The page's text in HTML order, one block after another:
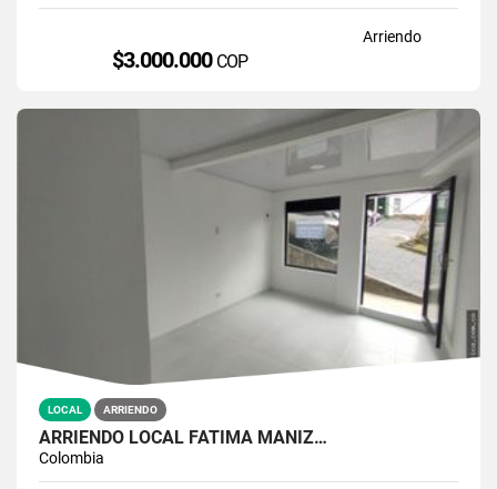
Arriendo
$3.000.000 COP
LOCAL ARRIENDO
ARRIENDO LOCAL FATIMA MANIZ…
Colombia